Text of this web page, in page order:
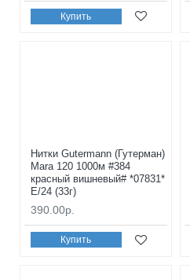
Купить
Нитки Gutermann (Гутерман)
Mara 120 1000м #384
красный вишневый# *07831*
E/24 (33г)
390.00р.
Купить